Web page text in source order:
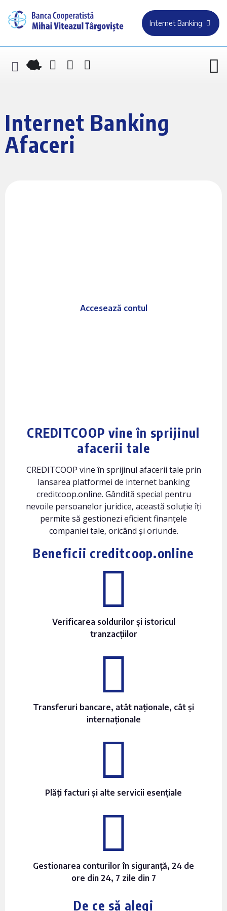
Internet Banking
Internet Banking
Afaceri
Accesează contul
CREDITCOOP vine în sprijinul
afacerii tale
CREDITCOOP vine în sprijinul afacerii tale prin
lansarea platformei de internet banking
creditcoop.online. Gândită special pentru
nevoile persoanelor juridice, această soluție îți
permite să gestionezi eficient finanțele
companiei tale, oricând și oriunde.
Beneficii creditcoop.online
Verificarea soldurilor și istoricul
tranzacțiilor
Transferuri bancare, atât naționale, cât și
internaționale
Plăți facturi și alte servicii esențiale
Gestionarea conturilor în siguranță, 24 de
ore din 24, 7 zile din 7
De ce să alegi